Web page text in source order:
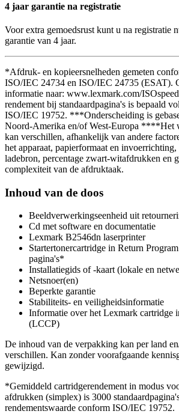
4 jaar garantie na registratie
Voor extra gemoedsrust kunt u na registratie
garantie van 4 jaar.
*Afdruk- en kopieersnelheden gemeten
ISO/IEC 24734 en ISO/IEC 24735 (ESAT).
informatie naar: www.lexmark.com/
rendement bij standaardpagina's is bepaald
ISO/IEC 19752. ***Onderscheiding is
Noord-Amerika en/of West-Europa ****Het
kan verschillen, afhankelijk van andere
het apparaat, papierformaat en
ladebron, percentage zwart-witafdrukken en
complexiteit van de afdruktaak.
Inhoud van de doos
Beeldverwerkingseenheid uit
Cd met software en documentatie
Lexmark B2546dn laserprinter
Startertonercartridge in Return
pagina's*
Installatiegids of -kaart (lokale en
Netsnoer(en)
Beperkte garantie
Stabiliteits- en veiligheidsinformatie
Informatie over het Lexmark cartridge
(LCCP)
De inhoud van de verpakking kan per land
verschillen. Kan zonder voorafgaande
gewijzigd.
*Gemiddeld cartridgerendement in modus
afdrukken (simplex) is 3000
rendementswaarde conform ISO/IEC 19752.